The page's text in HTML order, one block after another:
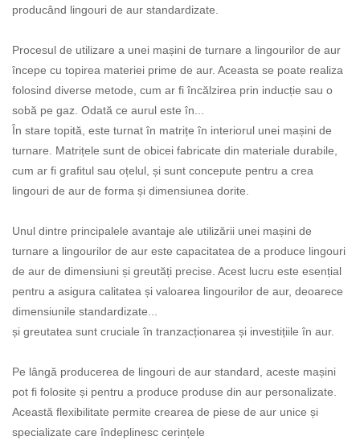
producând lingouri de aur standardizate.
Procesul de utilizare a unei mașini de turnare a lingourilor de aur
începe cu topirea materiei prime de aur. Aceasta se poate realiza
folosind diverse metode, cum ar fi încălzirea prin inducție sau o
sobă pe gaz. Odată ce aurul este în...
În stare topită, este turnat în matrițe în interiorul unei mașini de
turnare. Matrițele sunt de obicei fabricate din materiale durabile,
cum ar fi grafitul sau oțelul, și sunt concepute pentru a crea
lingouri de aur de forma și dimensiunea dorite.
Unul dintre principalele avantaje ale utilizării unei mașini de
turnare a lingourilor de aur este capacitatea de a produce lingouri
de aur de dimensiuni și greutăți precise. Acest lucru este esențial
pentru a asigura calitatea și valoarea lingourilor de aur, deoarece
dimensiunile standardizate...
și greutatea sunt cruciale în tranzacționarea și investițiile în aur.
Pe lângă producerea de lingouri de aur standard, aceste mașini
pot fi folosite și pentru a produce produse din aur personalizate.
Această flexibilitate permite crearea de piese de aur unice și
specializate care îndeplinesc cerințele